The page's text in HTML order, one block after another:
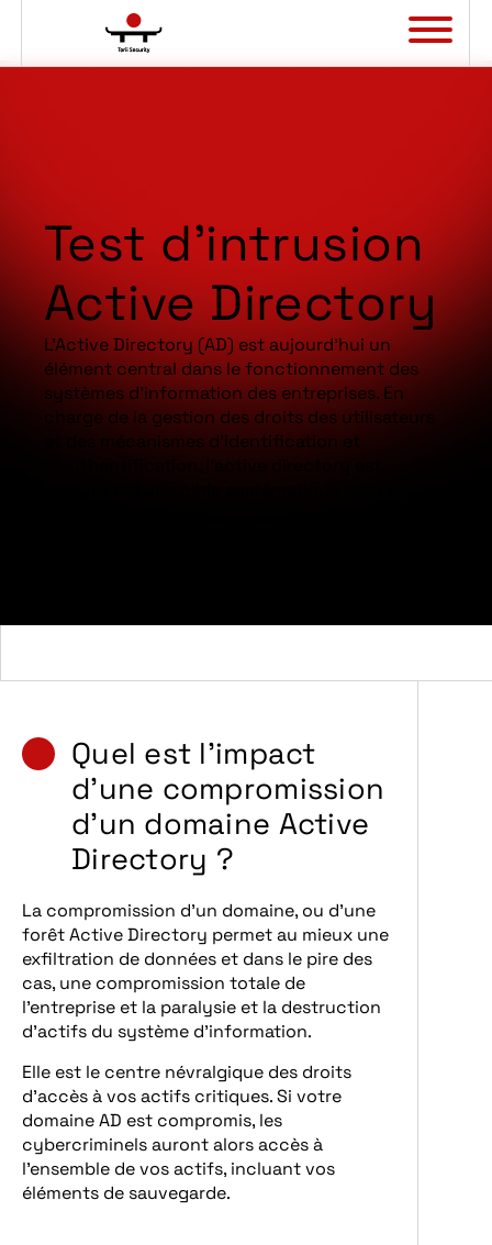
Test d’intrusion
Active Directory
L’Active Directory (AD) est aujourd’hui un
élément central dans le fonctionnement des
systèmes d’information des entreprises. En
charge de la gestion des droits des utilisateurs
et des mécanismes d’identification et
d’authentification, l’active directory est
Quel est l’impact
d’une compromission
d’un domaine Active
Directory ?
La compromission d’un domaine, ou d’une
forêt Active Directory permet au mieux une
exfiltration de données et dans le pire des
cas, une compromission totale de
l’entreprise et la paralysie et la destruction
d’actifs du système d’information.
Elle est le centre névralgique des droits
d’accès à vos actifs critiques. Si votre
domaine AD est compromis, les
cybercriminels auront alors accès à
l’ensemble de vos actifs, incluant vos
éléments de sauvegarde.
Panneau de gestion des cookies